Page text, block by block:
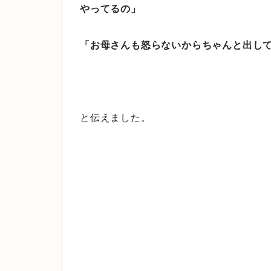
やってるの」
「お母さんも怒らないからちゃんと出し
と伝えました。